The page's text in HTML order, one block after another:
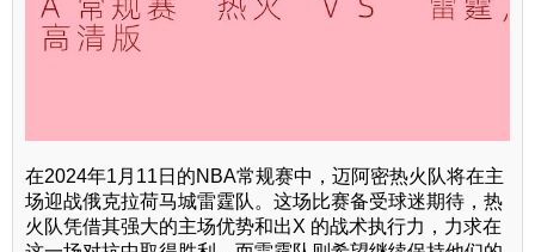
在2024年1月11日的NBA常规赛中，迈阿密热火队将在主
场迎战俄克拉荷马城雷霆队。这场比赛备受球迷期待，热
火队凭借其强大的主场优势和出X 的战术执行力，力求在